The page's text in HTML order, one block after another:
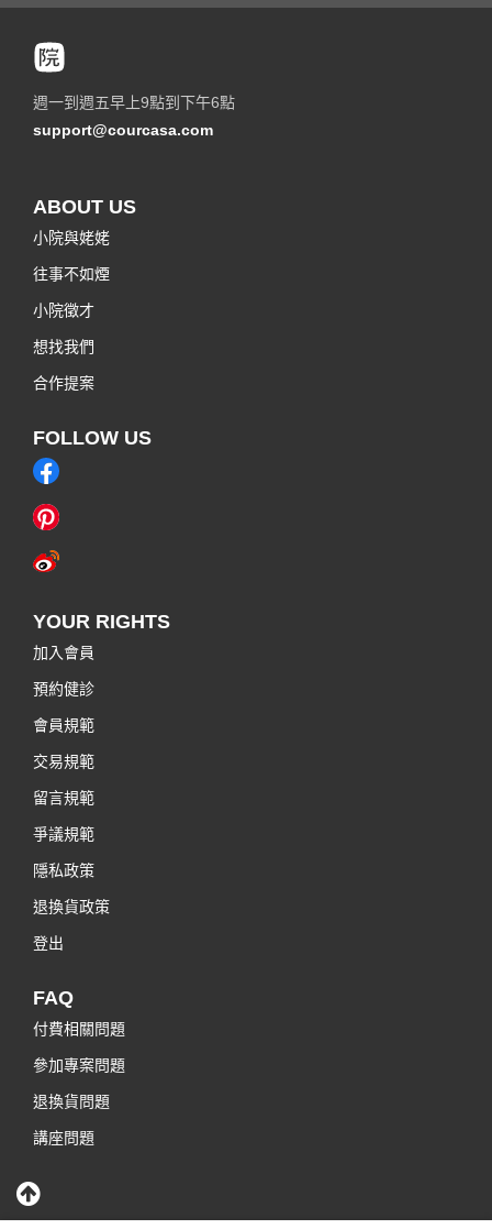
週一到週五早上9點到下午6點
support@courcasa.com
ABOUT US
小院與姥姥
往事不如煙
小院徵才
想找我們
合作提案
FOLLOW US
YOUR RIGHTS
加入會員
預約健診
會員規範
交易規範
留言規範
爭議規範
隱私政策
退換貨政策
登出
FAQ
付費相關問題
參加專案問題
退換貨問題
講座問題